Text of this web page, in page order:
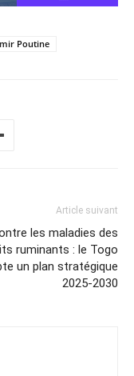
Poutine
Article suivant
les maladies des
ruminants : le Togo
un plan stratégique
2025-2030